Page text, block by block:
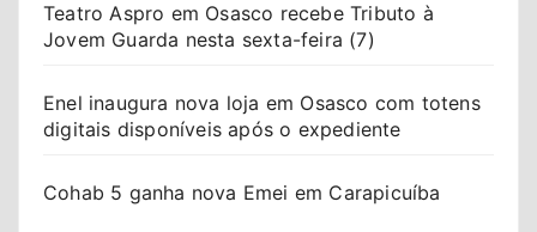
Teatro Aspro em Osasco recebe Tributo à
Jovem Guarda nesta sexta-feira (7)
Enel inaugura nova loja em Osasco com totens
digitais disponíveis após o expediente
Cohab 5 ganha nova Emei em Carapicuíba